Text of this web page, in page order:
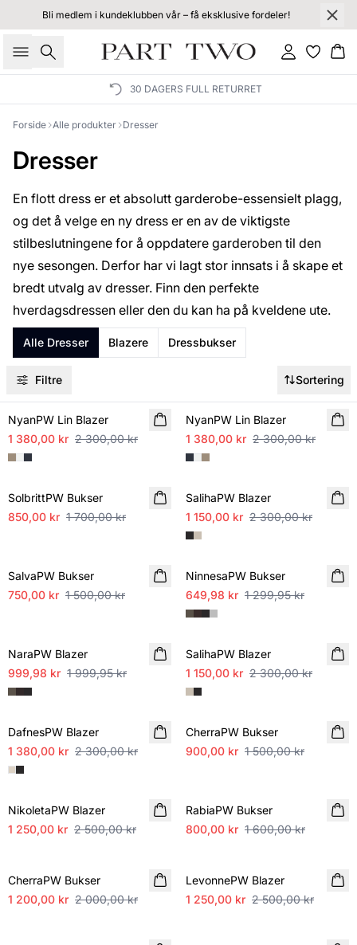
Bli medlem i kundeklubben vår – få eksklusive fordeler!
Søk Logg inn
30 DAGERS FULL RETURRET
Forside Alle produkter Dresser
Dresser
En flott dress er et absolutt garderobe-essensielt plagg,
og det å velge en ny dress er en av de viktigste
stilbeslutningene for å oppdatere garderoben til den
nye sesongen. Derfor har vi lagt stor innsats i å skape et
bredt utvalg av dresser. Finn den perfekte
hverdagsdressen eller den du kan ha på kveldene ute.
Alle Dresser Blazere Dressbukser
Filtre Sortering
SALE
NyanPW Lin Blazer
1 380,00 kr 2 300,00 kr
NyanPW Lin Blazer
1 380,00 kr 2 300,00 kr
SALE
SolbrittPW Bukser
850,00 kr 1 700,00 kr
SALE
SalihaPW Blazer
1 150,00 kr 2 300,00 kr
SalvaPW Bukser
750,00 kr 1 500,00 kr
SALE
NinnesaPW Bukser
649,98 kr 1 299,95 kr
NaraPW Blazer
999,98 kr 1 999,95 kr
SALE
SalihaPW Blazer
1 150,00 kr 2 300,00 kr
SALE
DafnesPW Blazer
1 380,00 kr 2 300,00 kr
SALE
CherraPW Bukser
900,00 kr 1 500,00 kr
SALE
NikoletaPW Blazer
1 250,00 kr 2 500,00 kr
RabiaPW Bukser
800,00 kr 1 600,00 kr
CherraPW Bukser
1 200,00 kr 2 000,00 kr
LevonnePW Blazer
1 250,00 kr 2 500,00 kr